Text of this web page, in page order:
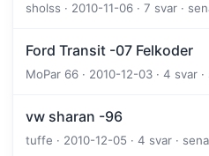
sholss · 2010-11-06 · 7 svar ·
Ford Transit -07 Felkoder
MoPar 66 · 2010-12-03 · 4 svar
vw sharan -96
tuffe · 2010-12-05 · 4 svar ·